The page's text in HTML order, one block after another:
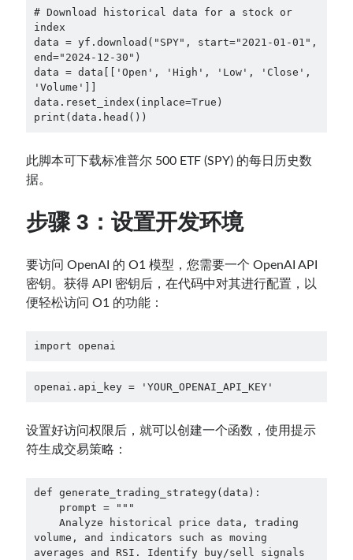
# Download historical data for a stock or
index
data = yf.download("SPY", start="2021-01-01",
end="2024-12-30")
data = data[['Open', 'High', 'Low', 'Close',
'Volume']]
data.reset_index(inplace=True)
print(data.head())
此脚本可下载标准普尔 500 ETF (SPY) 的每日历史数
据。
步骤 3：设置开发环境
要访问 OpenAI 的 O1 模型，您需要一个 OpenAI API
密钥。获得 API 密钥后，在代码中对其进行配置，以
便轻松访问 O1 的功能：
import openai
openai.api_key = 'YOUR_OPENAI_API_KEY'
设置好访问权限后，就可以创建一个函数，使用提示
符生成交易策略：
def generate_trading_strategy(data):
volume, and indicators such as moving
averages and RSI. Identify buy/sell signals